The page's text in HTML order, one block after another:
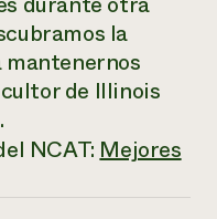
la
mantenernos
de Illinois
NCAT:Mejores